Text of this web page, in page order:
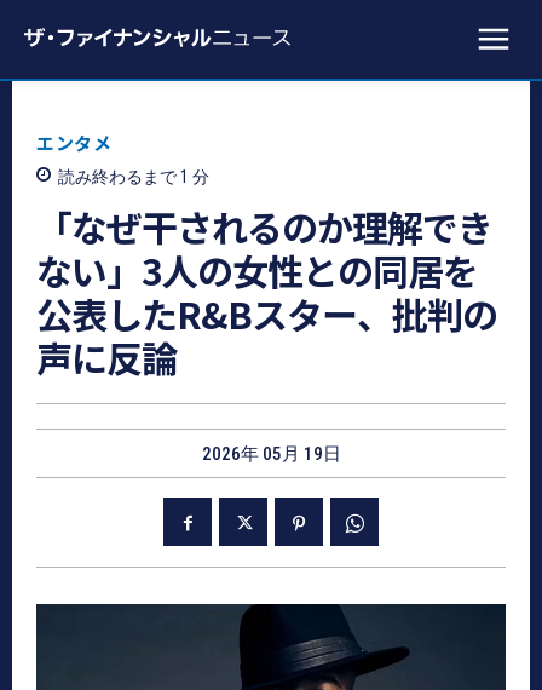
エンタメ
読み終わるまで 1 分
「なぜ干されるのか理解でき
ない」3人の女性との同居を
公表したR&Bスター、批判の
声に反論
2026年 05月 19日